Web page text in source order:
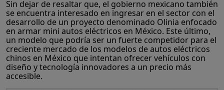
Sin dejar de resaltar que, el gobierno mexicano también
se encuentra interesado en ingresar en el sector con el
desarrollo de un proyecto denominado Olinia enfocado
en armar mini autos eléctricos en México. Este último,
un modelo que podría ser un fuerte competidor para el
creciente mercado de los modelos de autos eléctricos
chinos en México que intentan ofrecer vehículos con
diseño y tecnología innovadores a un precio más
accesible.